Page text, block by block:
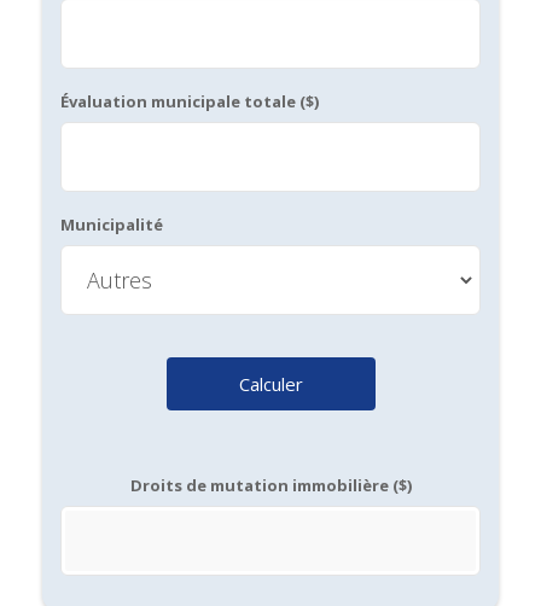
Évaluation municipale totale ($)
Municipalité
Calculer
Droits de mutation immobilière ($)